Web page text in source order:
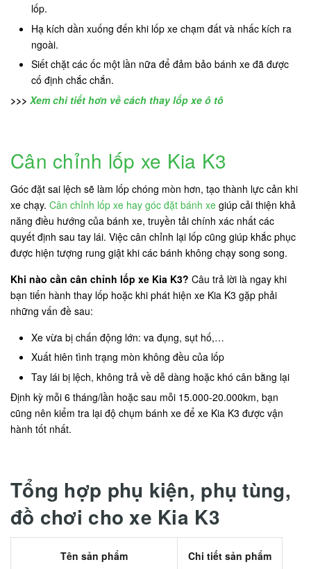
lốp.
Hạ kích dần xuống đến khi lốp xe chạm đất và nhấc kích ra
ngoài.
Siết chặt các ốc một lần nữa để đảm bảo bánh xe đã được
cố định chắc chắn.
>>> Xem chi tiết hơn về cách thay lốp xe ô tô
Cân chỉnh lốp xe Kia K3
Góc đặt sai lệch sẽ làm lốp chóng mòn hơn, tạo thành lực cản khi
xe chạy. Cân chỉnh lốp xe hay góc đặt bánh xe giúp cải thiện khả
năng điều hướng của bánh xe, truyền tải chính xác nhất các
quyết định sau tay lái. Việc cân chỉnh lại lốp cũng giúp khắc phục
được hiện tượng rung giật khi các bánh không chạy song song.
Khi nào cần cân chỉnh lốp xe Kia K3? Câu trả lời là ngay khi
bạn tiến hành thay lốp hoặc khi phát hiện xe Kia K3 gặp phải
những vấn đề sau:
Xe vừa bị chấn động lớn: va đụng, sụt hố,…
Xuất hiên tình trạng mòn không đều của lốp
Tay lái bị lệch, không trả về dễ dàng hoặc khó cân bằng lại
Định kỳ mỗi 6 tháng/lần hoặc sau mỗi 15.000-20.000km, bạn
cũng nên kiểm tra lại độ chụm bánh xe để xe Kia K3 được vận
hành tốt nhất.
Tổng hợp phụ kiện, phụ tùng,
đồ chơi cho xe Kia K3
Tên sản phẩm Chi tiết sản phẩm